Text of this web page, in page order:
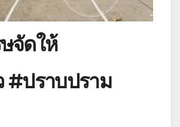
จัดให้
#ปราบปราม